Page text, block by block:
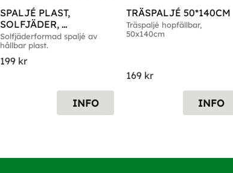
SPALJÉ PLAST,
SOLFJÄDER,
100X145CM
Solfjäderformad spaljé av
hållbar plast.
199 kr
INFO
TRÄSPALJÉ 50*140CM
Träspaljé hopfällbar,
50x140cm
169kr
INFO